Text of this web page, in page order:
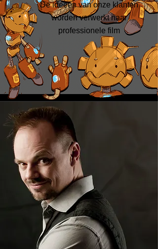
De ideeën van onze klanten
worden verwerkt naar
professionele film